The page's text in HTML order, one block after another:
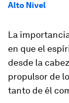
Alto Nivel
La
en que el
desde la
propulsor de
tanto de él